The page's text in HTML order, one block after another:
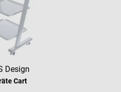
Design
Cart